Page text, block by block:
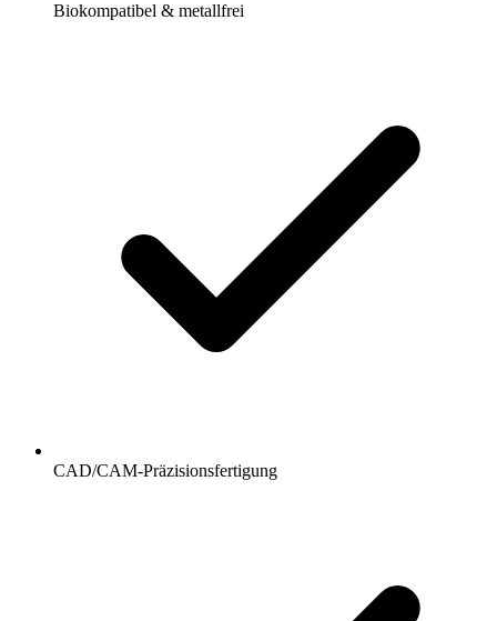
Biokompatibel & metallfrei
CAD/CAM-Präzisionsfertigung